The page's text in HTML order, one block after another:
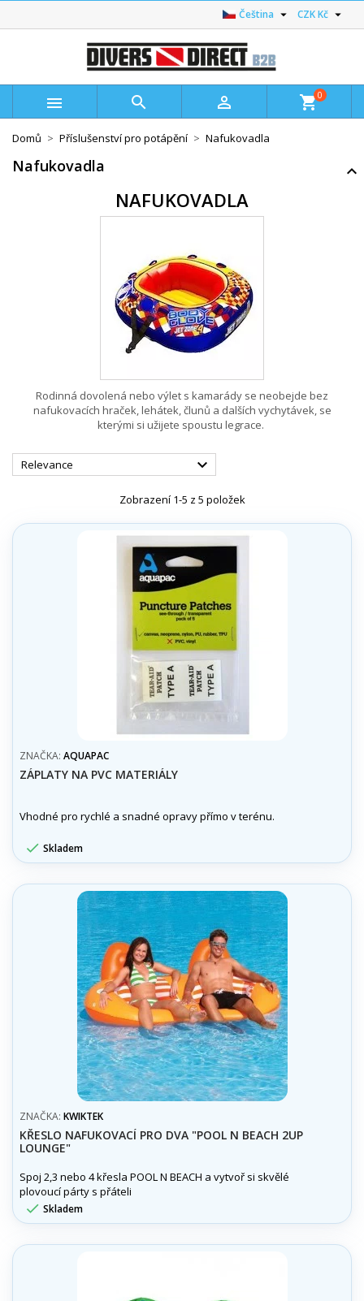
CZK Kč 
Čeština 
   shopping_cart0
Domů Příslušenství pro potápění Nafukovadla
Nafukovadla
NAFUKOVADLA
Rodinná dovolená nebo výlet s kamarády se neobejde bez
nafukovacích hraček, lehátek, člunů a dalších vychytávek, se
kterými si užijete spoustu legrace.
Relevance 
Zobrazení 1-5 z 5 položek
ZNAČKA: AQUAPAC
ZÁPLATY NA PVC MATERIÁLY
Vhodné pro rychlé a snadné opravy přímo v terénu.
 Skladem
ZNAČKA: KWIKTEK
KŘESLO NAFUKOVACÍ PRO DVA "POOL N BEACH 2UP
LOUNGE"
Spoj 2,3 nebo 4 křesla POOL N BEACH a vytvoř si skvělé
plovoucí párty s přáteli
 Skladem